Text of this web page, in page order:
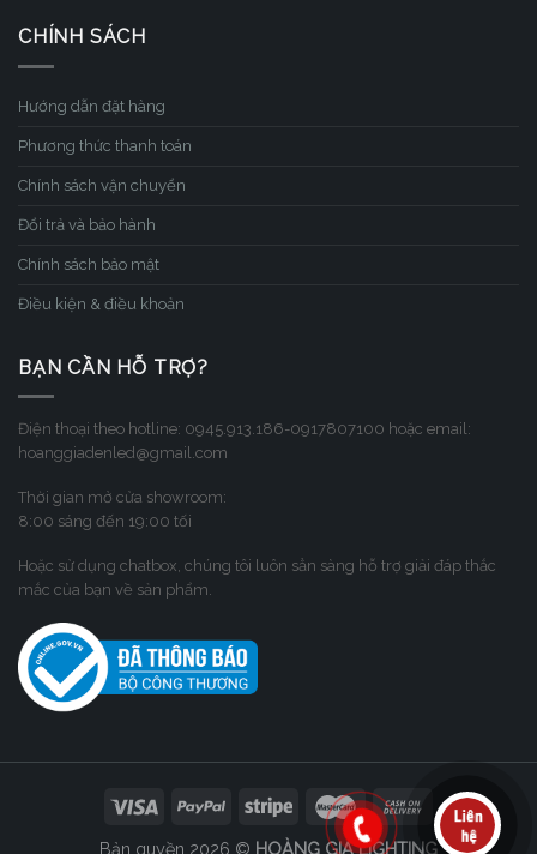
CHÍNH SÁCH
Hướng dẫn đặt hàng
Phương thức thanh toán
Chính sách vận chuyển
Đổi trả và bảo hành
Chính sách bảo mật
Điều kiện & điều khoản
BẠN CẦN HỖ TRỢ?
Điện thoại theo hotline: 0945.913.186-0917807100 hoặc email:
hoanggiadenled@gmail.com
Thời gian mở cửa showroom:
8:00 sáng đến 19:00 tối
Hoặc sử dụng chatbox, chúng tôi luôn sẳn sàng hỗ trợ giải đáp thắc
mắc của bạn về sản phẩm.
Bản quyền 2026 © HOÀNG GIA LIGHTING